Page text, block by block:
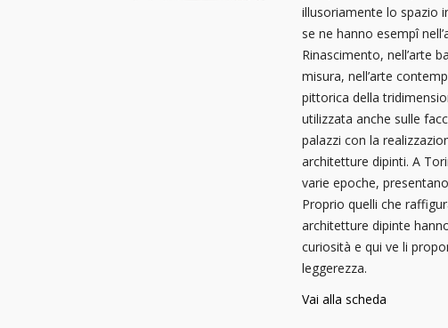
illusoriamente lo spazio
se ne hanno esempî
Rinascimento, nell’arte
misura, nell’arte
pittorica della
utilizzata anche sulle
palazzi con la
architetture dipinti. A
varie epoche,
Proprio quelli che
architetture dipinte
curiosità e qui ve li
leggerezza.
Vai alla scheda